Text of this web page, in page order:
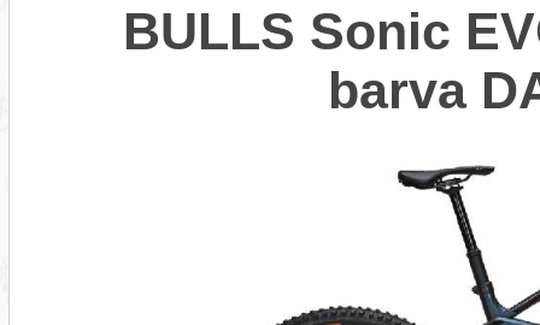
BULLS Sonic
barva